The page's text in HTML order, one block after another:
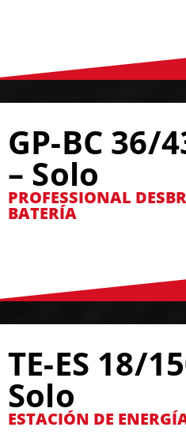
GP-BC 36/
– Solo
PROFESSIONAL
BATERÍA
TE-ES 18/
Solo
ESTACIÓN DE